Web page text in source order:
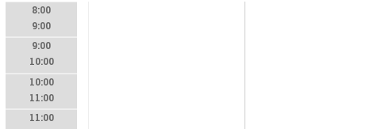
8:00
9:00
9:00
10:00
10:00
11:00
11:00